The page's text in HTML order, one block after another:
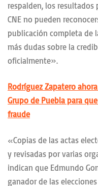
respalden, los
CNE no pueden
publicación completa de
más dudas sobre la
oficialmente».
Rodríguez Zapatero
Grupo de Puebla para
fraude
«Copias de las actas
y revisadas por varias
indican que Edmundo
ganador de las